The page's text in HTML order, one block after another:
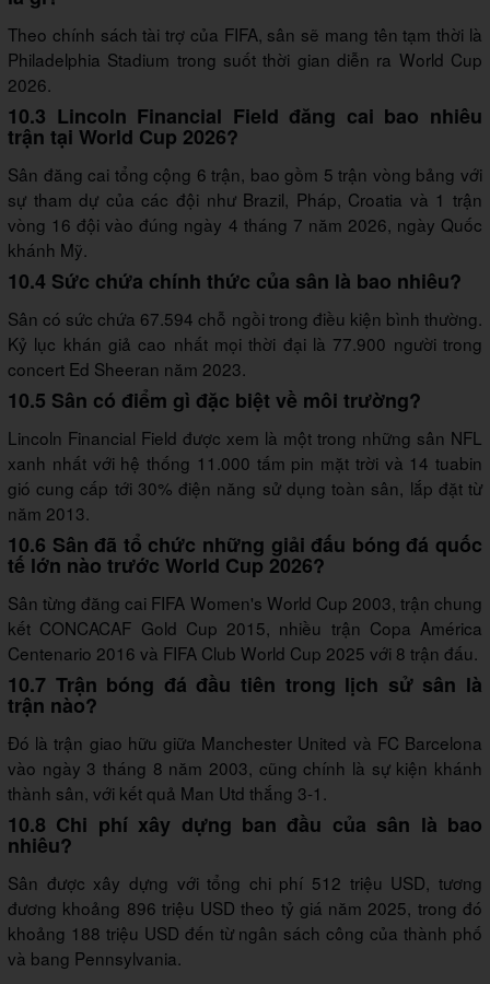
Theo chính sách tài trợ của FIFA, sân sẽ mang tên tạm thời là
Philadelphia Stadium trong suốt thời gian diễn ra World Cup
2026.
10.3 Lincoln Financial Field đăng cai bao nhiêu
trận tại World Cup 2026?
Sân đăng cai tổng cộng 6 trận, bao gồm 5 trận vòng bảng với
sự tham dự của các đội như Brazil, Pháp, Croatia và 1 trận
vòng 16 đội vào đúng ngày 4 tháng 7 năm 2026, ngày Quốc
khánh Mỹ.
10.4 Sức chứa chính thức của sân là bao nhiêu?
Sân có sức chứa 67.594 chỗ ngồi trong điều kiện bình thường.
Kỷ lục khán giả cao nhất mọi thời đại là 77.900 người trong
concert Ed Sheeran năm 2023.
10.5 Sân có điểm gì đặc biệt về môi trường?
Lincoln Financial Field được xem là một trong những sân NFL
xanh nhất với hệ thống 11.000 tấm pin mặt trời và 14 tuabin
gió cung cấp tới 30% điện năng sử dụng toàn sân, lắp đặt từ
năm 2013.
10.6 Sân đã tổ chức những giải đấu bóng đá quốc
tế lớn nào trước World Cup 2026?
Sân từng đăng cai FIFA Women's World Cup 2003, trận chung
kết CONCACAF Gold Cup 2015, nhiều trận Copa América
Centenario 2016 và FIFA Club World Cup 2025 với 8 trận đấu.
10.7 Trận bóng đá đầu tiên trong lịch sử sân là
trận nào?
Đó là trận giao hữu giữa Manchester United và FC Barcelona
vào ngày 3 tháng 8 năm 2003, cũng chính là sự kiện khánh
thành sân, với kết quả Man Utd thắng 3-1.
10.8 Chi phí xây dựng ban đầu của sân là bao
nhiêu?
Sân được xây dựng với tổng chi phí 512 triệu USD, tương
đương khoảng 896 triệu USD theo tỷ giá năm 2025, trong đó
khoảng 188 triệu USD đến từ ngân sách công của thành phố
và bang Pennsylvania.